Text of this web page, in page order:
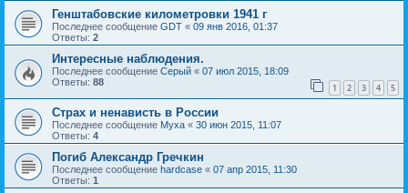
Генштабовские километровки 1941 г
Последнее сообщение GDT « 09 янв 2016, 01:37
Ответы: 2
Интересные наблюдения.
Последнее сообщение Серый « 07 июл 2015, 18:09
Ответы: 88 1 2 3 4 5
Страх и ненависть в России
Последнее сообщение Myxa « 30 июн 2015, 11:07
Ответы: 4
Погиб Александр Гречкин
Последнее сообщение hardcase « 07 апр 2015, 11:30
Ответы: 1